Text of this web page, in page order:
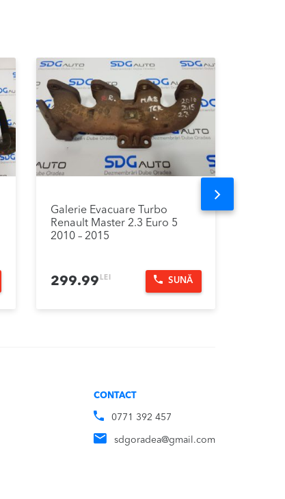
Galerie Evacuare Turbo
Renault Master 2.3 Euro 5
2010 – 2015
299.99 LEI SUNĂ
Next
CONTACT
0771 392 457
sdgoradea@gmail.com